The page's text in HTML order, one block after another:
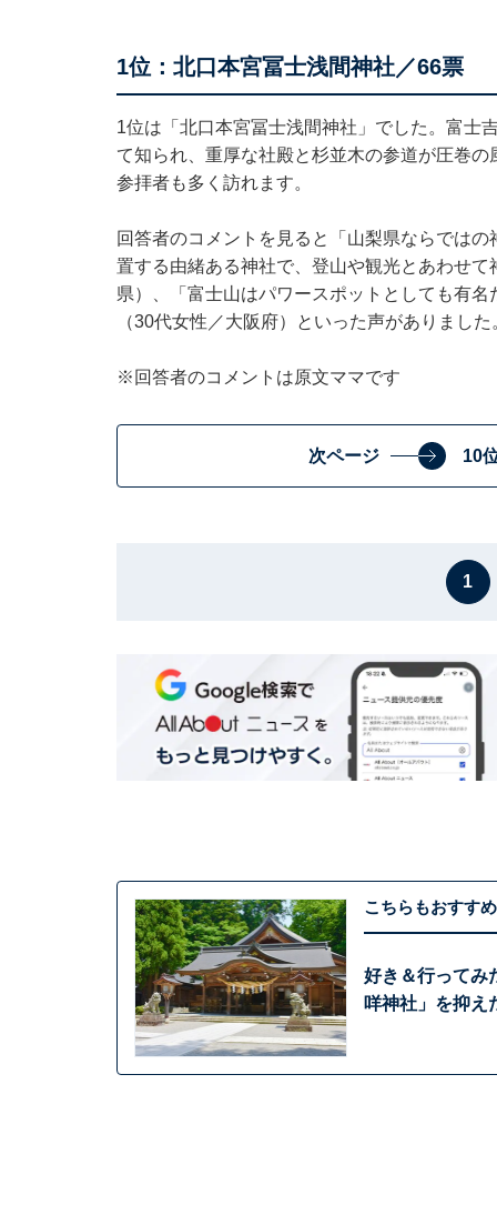
1位：北口本宮冨士浅間神社／66票
1位は「北口本宮冨士浅間神社」でした。富士
て知られ、重厚な社殿と杉並木の参道が圧巻
参拝者も多く訪れます。
回答者のコメントを見ると「山梨県ならでは
置する由緒ある神社で、登山や観光とあわせて
県）、「富士山はパワースポットとしても有
（30代女性／大阪府）といった声がありました
※回答者のコメントは原文ママです
次ページ 10
1
こちらもおすすめ
好き＆行ってみ
咩神社」を抑え